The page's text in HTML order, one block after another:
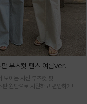
판 부츠컷 팬츠-여름ver.
보이는 사선 부츠컷 핏
판 원단으로 시원하고 편안하게!